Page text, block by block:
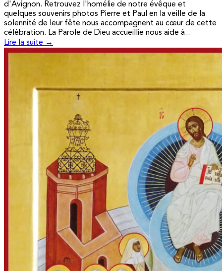
d'Avignon. Retrouvez l'homélie de notre évêque et
quelques souvenirs photos Pierre et Paul en la veille de la
solennité de leur fête nous accompagnent au cœur de cette
célébration. La Parole de Dieu accueillie nous aide à...
Lire la suite →